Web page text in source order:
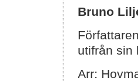
Bruno
utifrån sin
Arr: